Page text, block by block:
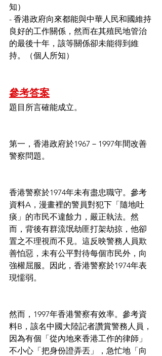
知）
- 香港政府向來都能與中華人民和國維持
良好的工作關係，然而在其殖民地管治
的最後十年，該等關係卻未能得到維
持。（個人所知）
參考答案
題目所言確能成立。
第一，香港政府於1967－1997年間改善
警察問題。
香港警察於1974年未有盡忠職守。參考
資料A，漫畫裡的警員對犯下「隨地吐
痰」的市民不違餘力，嚴正執法。然
而，背後有群流氓劫匪打架劫掠，他卻
置之不理視而不見。這反映警務人員欺
善怕惡，未有公平對待每個市民外，向
強權屈服。因此，香港警察於1974年表
現懦弱。
然而，1997年香港警察有效率。參考資
料B，該名中國大陸記者讚賞警務人員，
因為有個「從內地來香港工作的律師」
不小心「把身份證弄丟」，急忙地「向